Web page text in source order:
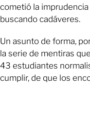
cometió la
buscando cadáveres.
Un asunto de forma,
la serie de mentiras
43 estudiantes
cumplir, de que los